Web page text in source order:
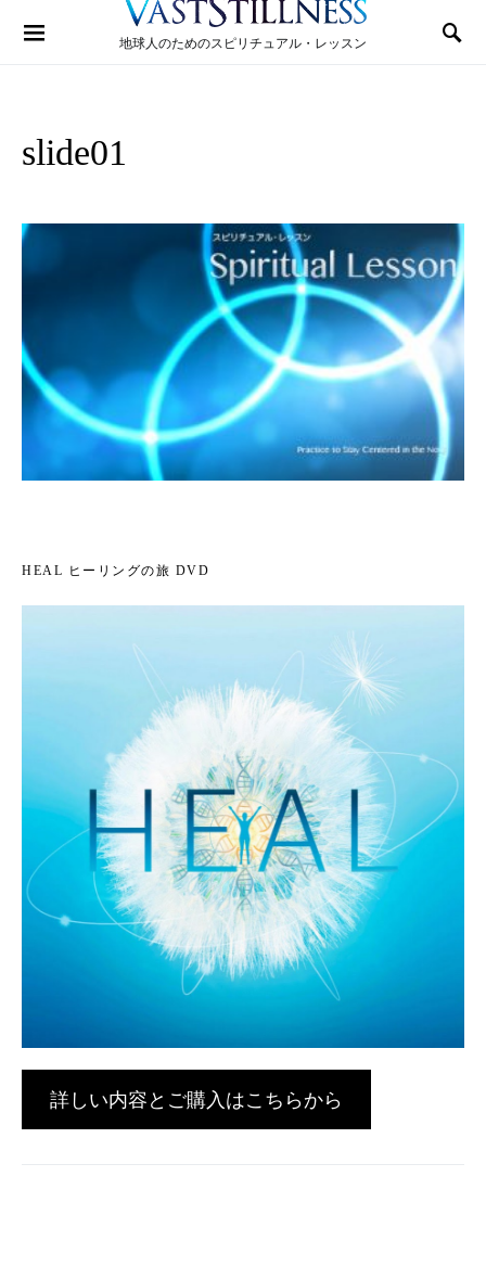
地球人のためのスピリチュアル・レッスン
Search for:
slide01
HEAL ヒーリングの旅 DVD
詳しい内容とご購入はこちらから